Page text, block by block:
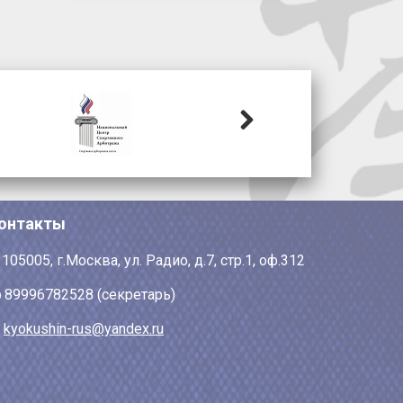
г.Москва, ул. Радио, д.7, стр.1, оф.312
89996782528 (секретарь)
kyokushin-rus@yandex.ru